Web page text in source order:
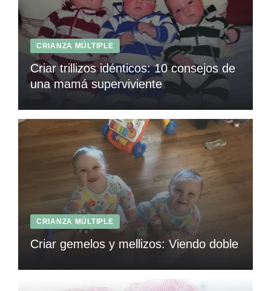
CRIANZA MÚLTIPLE
Criar trillizos idénticos: 10 consejos de
una mamá superviviente
CRIANZA MÚLTIPLE
Criar gemelos y mellizos: Viendo doble